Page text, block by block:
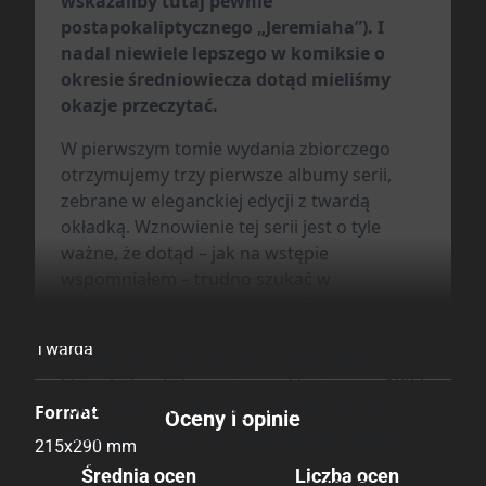
Data Wydania
30.06.2025
Wydanie
Druk
Kolor
Twarda
Format
215x290 mm
postapokaliptycznego „Jeremiaha”). I
nadal niewiele lepszego w komiksie o
okresie średniowiecza dotąd mieliśmy
okazje przeczytać.
W pierwszym tomie wydania zbiorczego
otrzymujemy trzy pierwsze albumy serii,
zebrane w eleganckiej edycji z twardą
okładką. Wznowienie tej serii jest o tyle
ważne, że dotąd – jak na wstępie
(niemłode przecież) „Wieże Bois-Maury”,
które belgijski twórca zaczął tworzyć w 1983
roku. Cykl doczekał się szesnastu tomów, w
dodatku ze skróconą tymczasowo nazwą
serii („Bois -Maury” w tomach 11-15), a
Oceny i opinie
Średnia ocen Liczba ocen